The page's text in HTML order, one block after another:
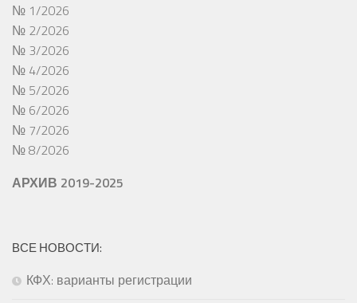
№ 1/2026
№ 2/2026
№ 3/2026
№ 4/2026
№ 5/2026
№ 6/2026
№ 7/2026
№ 8/2026
АРХИВ 2019-2025
ВСЕ НОВОСТИ:
КФХ: варианты регистрации